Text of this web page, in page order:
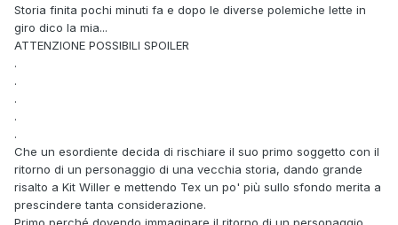
Storia finita pochi minuti fa e dopo le diverse polemiche lette in
giro dico la mia...
ATTENZIONE POSSIBILI SPOILER
.
.
.
.
.
Che un esordiente decida di rischiare il suo primo soggetto con il
ritorno di un personaggio di una vecchia storia, dando grande
risalto a Kit Willer e mettendo Tex un po' più sullo sfondo merita a
prescindere tanta considerazione.